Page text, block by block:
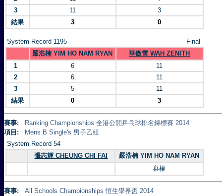
3
11
3
結果
3 0
System Record 1195
Final
嚴浩楠 YIM HO NAM RYAN
華傲雪 WAH ZENITH
1
6
11
2
6
11
3
5
11
結果
0 3
賽事:
Ranking Championships 全港公開乒乓球排名錦標賽 2014
項目:
Mens B Single's 男子乙組
System Record 54
張志輝 CHEUNG CHI FAI
嚴浩楠 YIM HO NAM RYAN
棄權
賽事:
All Schools Championships 恒生學界盃 2014